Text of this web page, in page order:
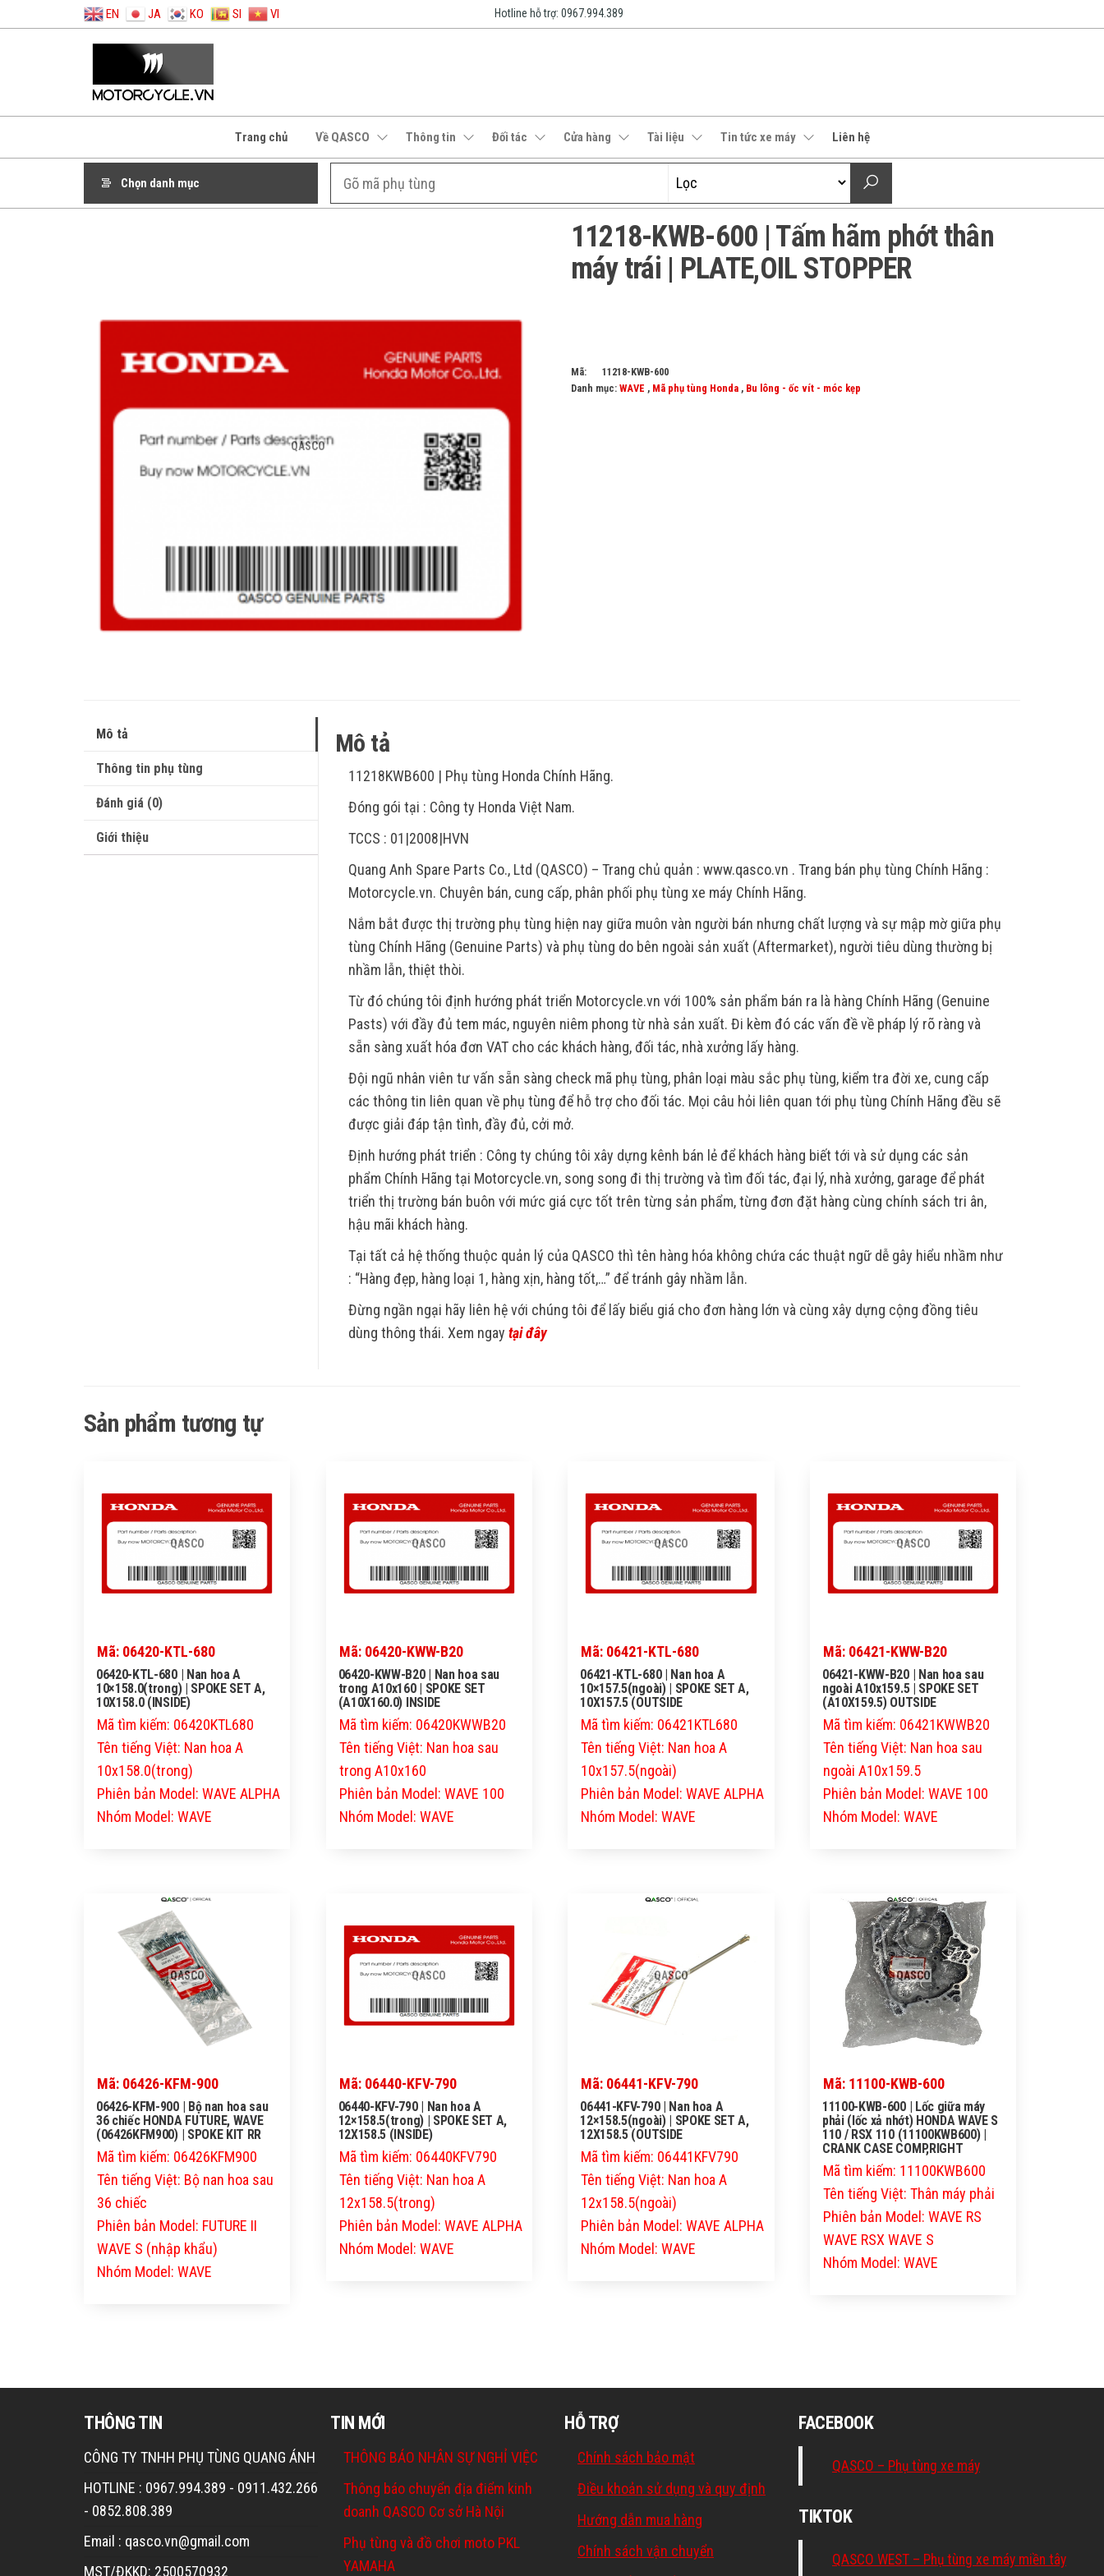
EN JA KO SI VI Hotline hỗ trợ: 0967.994.389
Trang chủ Về QASCO Thông tin Đối tác Cửa hàng Tài liệu Tin tức xe máy Liên hệ
Chọn danh mục
QASCO
11218-KWB-600 | Tấm hãm phớt thân
máy trái | PLATE,OIL STOPPER
Mã:
11218-KWB-600
Danh mục: WAVE , Mã phụ tùng Honda, Bu lông - ốc vít - móc kẹp
Mô tả
Thông tin phụ tùng
Đánh giá (0)
Giới thiệu
Mô tả
11218KWB600 | Phụ tùng Honda Chính Hãng.
Đóng gói tại : Công ty Honda Việt Nam.
TCCS : 01|2008|HVN
Quang Anh Spare Parts Co., Ltd (QASCO) – Trang chủ quản : www.qasco.vn . Trang bán phụ tùng Chính Hãng :
Motorcycle.vn. Chuyên bán, cung cấp, phân phối phụ tùng xe máy Chính Hãng.
Nắm bắt được thị trường phụ tùng hiện nay giữa muôn vàn người bán nhưng chất lượng và sự mập mờ giữa phụ
tùng Chính Hãng (Genuine Parts) và phụ tùng do bên ngoài sản xuất (Aftermarket), người tiêu dùng thường bị
nhầm lẫn, thiệt thòi.
Từ đó chúng tôi định hướng phát triển Motorcycle.vn với 100% sản phẩm bán ra là hàng Chính Hãng (Genuine
Pasts) với đầy đủ tem mác, nguyên niêm phong từ nhà sản xuất. Đi kèm đó các vấn đề về pháp lý rõ ràng và
sẵn sàng xuất hóa đơn VAT cho các khách hàng, đối tác, nhà xưởng lấy hàng.
Đội ngũ nhân viên tư vấn sẵn sàng check mã phụ tùng, phân loại màu sắc phụ tùng, kiểm tra đời xe, cung cấp
các thông tin liên quan về phụ tùng để hỗ trợ cho đối tác. Mọi câu hỏi liên quan tới phụ tùng Chính Hãng đều sẽ
được giải đáp tận tình, đầy đủ, cởi mở.
Định hướng phát triển : Công ty chúng tôi xây dựng kênh bán lẻ để khách hàng biết tới và sử dụng các sản
phẩm Chính Hãng tại Motorcycle.vn, song song đi thị trường và tìm đối tác, đại lý, nhà xưởng, garage để phát
triển thị trường bán buôn với mức giá cực tốt trên từng sản phẩm, từng đơn đặt hàng cùng chính sách tri ân,
hậu mãi khách hàng.
Tại tất cả hệ thống thuộc quản lý của QASCO thì tên hàng hóa không chứa các thuật ngữ dễ gây hiểu nhầm như
: “Hàng đẹp, hàng loại 1, hàng xịn, hàng tốt,…” để tránh gây nhầm lẫn.
Đừng ngần ngại hãy liên hệ với chúng tôi để lấy biểu giá cho đơn hàng lớn và cùng xây dựng cộng đồng tiêu
dùng thông thái. Xem ngay tại đây
Sản phẩm tương tự
QASCO
Mã: 06420-KTL-680
06420-KTL-680 | Nan hoa A
10×158.0(trong) | SPOKE SET A,
10X158.0 (INSIDE)
Mã tìm kiếm: 06420KTL680
Tên tiếng Việt: Nan hoa A
10x158.0(trong)
Phiên bản Model: WAVE ALPHA
Nhóm Model: WAVE
QASCO
Mã: 06420-KWW-B20
06420-KWW-B20 | Nan hoa sau
trong A10x160 | SPOKE SET
(A10X160.0) INSIDE
Mã tìm kiếm: 06420KWWB20
Tên tiếng Việt: Nan hoa sau
trong A10x160
Phiên bản Model: WAVE 100
Nhóm Model: WAVE
QASCO
Mã: 06421-KTL-680
06421-KTL-680 | Nan hoa A
10×157.5(ngoài) | SPOKE SET A,
10X157.5 (OUTSIDE
Mã tìm kiếm: 06421KTL680
Tên tiếng Việt: Nan hoa A
10x157.5(ngoài)
Phiên bản Model: WAVE ALPHA
Nhóm Model: WAVE
QASCO
Mã: 06421-KWW-B20
06421-KWW-B20 | Nan hoa sau
ngoài A10x159.5 | SPOKE SET
(A10X159.5) OUTSIDE
Mã tìm kiếm: 06421KWWB20
Tên tiếng Việt: Nan hoa sau
ngoài A10x159.5
Phiên bản Model: WAVE 100
Nhóm Model: WAVE
QASCO
Mã: 06426-KFM-900
06426-KFM-900 | Bộ nan hoa sau
36 chiếc HONDA FUTURE, WAVE
(06426KFM900) | SPOKE KIT RR
Mã tìm kiếm: 06426KFM900
Tên tiếng Việt: Bộ nan hoa sau
36 chiếc
Phiên bản Model: FUTURE II
WAVE S (nhập khẩu)
Nhóm Model: WAVE
QASCO
Mã: 06440-KFV-790
06440-KFV-790 | Nan hoa A
12×158.5(trong) | SPOKE SET A,
12X158.5 (INSIDE)
Mã tìm kiếm: 06440KFV790
Tên tiếng Việt: Nan hoa A
12x158.5(trong)
Phiên bản Model: WAVE ALPHA
Nhóm Model: WAVE
QASCO
Mã: 06441-KFV-790
06441-KFV-790 | Nan hoa A
12×158.5(ngoài) | SPOKE SET A,
12X158.5 (OUTSIDE
Mã tìm kiếm: 06441KFV790
Tên tiếng Việt: Nan hoa A
12x158.5(ngoài)
Phiên bản Model: WAVE ALPHA
Nhóm Model: WAVE
QASCO
Mã: 11100-KWB-600
11100-KWB-600 | Lốc giữa máy
phải (lốc xả nhớt) HONDA WAVE S
110 / RSX 110 (11100KWB600) |
CRANK CASE COMP,RIGHT
Mã tìm kiếm: 11100KWB600
Tên tiếng Việt: Thân máy phải
Phiên bản Model: WAVE RS
WAVE RSX WAVE S
Nhóm Model: WAVE
THÔNG TIN
CÔNG TY TNHH PHỤ TÙNG QUANG ÁNH
HOTLINE : 0967.994.389 - 0911.432.266
- 0852.808.389
Email : qasco.vn@gmail.com
MST/ĐKKD: 2500570932
TIN MỚI
THÔNG BÁO NHÂN SỰ NGHỈ VIỆC
Thông báo chuyển địa điểm kinh
doanh QASCO Cơ sở Hà Nội
Phụ tùng và đồ chơi moto PKL
YAMAHA
HỖ TRỢ
Chính sách bảo mật
Điều khoản sử dụng và quy định
Hướng dẫn mua hàng
Chính sách vận chuyển
FACEBOOK
QASCO – Phụ tùng xe máy
TIKTOK
QASCO WEST – Phụ tùng xe máy miền tây